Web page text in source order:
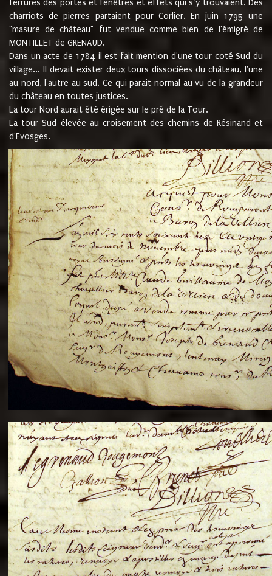
ferrures des portes et fenêtres et effets qui s’y trouvaient. Des
charriots de pierres partaient pour Corlier. En juin 1795 une
"masure de château" fut vendue comme bien de l'émigré de
MONTILLET de GRENAUD.
Dans un acte de 1784 il est fait mention d'une tour coté Sud du
village... Il devait exister deux tours dissociées du château, l'une
au nord, l'autre au sud. Ce qui parait normal au vu de la grandeur
du château en toutes justices.
La tour Nord aurait été érigée sur le pré de la Tour.
La tour Sud élevée au croisement des chemins de Résinand et
d'Evosges.